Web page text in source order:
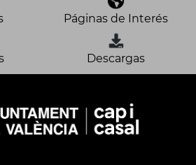
Páginas de Interés
Descargas